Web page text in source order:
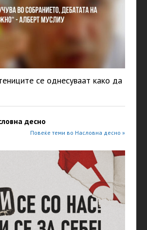
се однесуваат како да
десно
Повеќе теми во Насловна десно »